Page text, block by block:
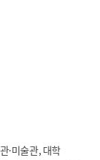
·미술관, 대학